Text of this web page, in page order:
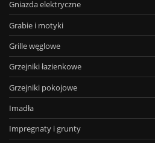
Gniazda elektryczne
Grabie i motyki
Grille węglowe
Grzejniki łazienkowe
Grzejniki pokojowe
Imadła
Impregnaty i grunty